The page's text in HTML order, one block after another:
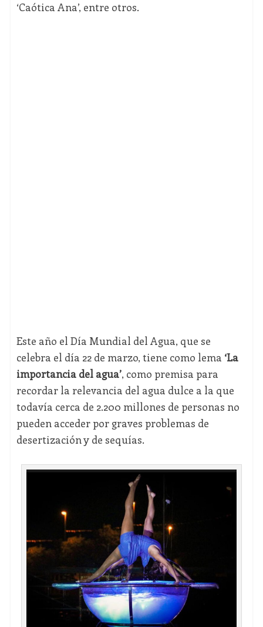
‘Caótica Ana’, entre otros.
Este año el Día Mundial del Agua, que se
celebra el día 22 de marzo, tiene como lema ‘La
importancia del agua’, como premisa para
recordar la relevancia del agua dulce a la que
todavía cerca de 2.200 millones de personas no
pueden acceder por graves problemas de
desertización y de sequías.